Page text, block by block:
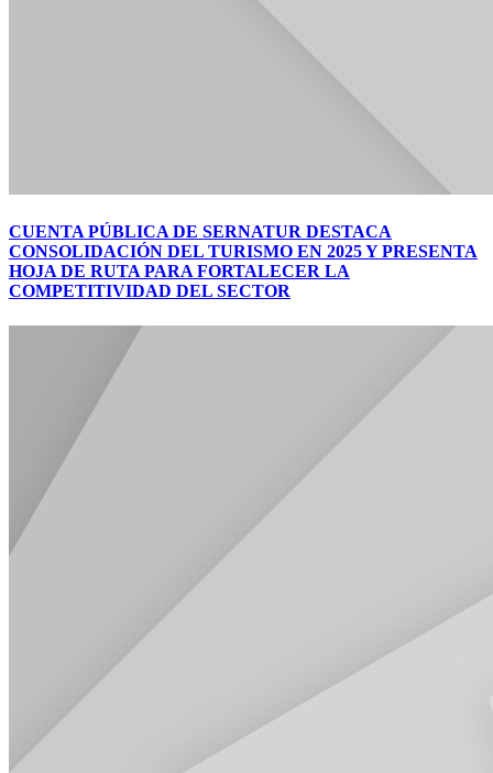
CUENTA PÚBLICA DE SERNATUR DESTACA
CONSOLIDACIÓN DEL TURISMO EN 2025 Y PRESENTA
HOJA DE RUTA PARA FORTALECER LA
COMPETITIVIDAD DEL SECTOR